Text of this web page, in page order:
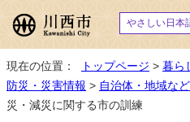
やさしい日本
現在の位置： トップページ > 暮ら
防災・災害情報 > 自治体・地域な
災・減災に関する市の訓練